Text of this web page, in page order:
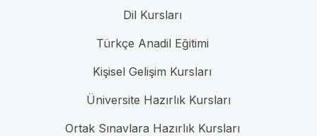
Dil Kursları
Türkçe Anadil Eğitimi
Kişisel Gelişim Kursları
Üniversite Hazırlık Kursları
Ortak Sınavlara Hazırlık Kursları